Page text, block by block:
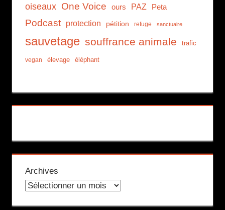
oiseaux One Voice ours PAZ Peta
Podcast protection pétition refuge sanctuaire
sauvetage souffrance animale trafic
vegan élevage éléphant
Archives